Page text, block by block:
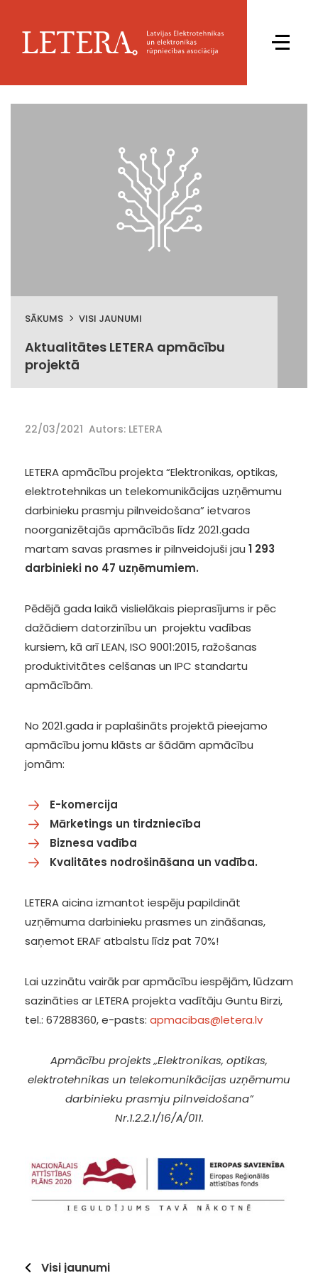
SĀKUMS VISI JAUNUMI
Aktualitātes LETERA apmācību
projektā
22/03/2021 Autors: LETERA
LETERA apmācību projekta “Elektronikas, optikas,
elektrotehnikas un telekomunikācijas uzņēmumu
darbinieku prasmju pilnveidošana” ietvaros
noorganizētajās apmācībās līdz 2021.gada
martam savas prasmes ir pilnveidojuši jau 1 293
darbinieki no 47 uzņēmumiem.
Pēdējā gada laikā vislielākais pieprasījums ir pēc
dažādiem datorzinību un projektu vadības
kursiem, kā arī LEAN, ISO 9001:2015, ražošanas
produktivitātes celšanas un IPC standartu
apmācībām.
No 2021.gada ir paplašināts projektā pieejamo
apmācību jomu klāsts ar šādām apmācību
jomām:
E-komercija
Mārketings un tirdzniecība
Biznesa vadība
Kvalitātes nodrošināšana un vadība.
LETERA aicina izmantot iespēju papildināt
uzņēmuma darbinieku prasmes un zināšanas,
saņemot ERAF atbalstu līdz pat 70%!
Lai uzzinātu vairāk par apmācību iespējām, lūdzam
sazināties ar LETERA projekta vadītāju Guntu Birzi,
tel.: 67288360, e-pasts: apmacibas@letera.lv
Apmācību projekts „Elektronikas, optikas,
elektrotehnikas un telekomunikācijas uzņēmumu
darbinieku prasmju pilnveidošana”
Nr.1.2.2.1/16/A/011.
Visi jaunumi